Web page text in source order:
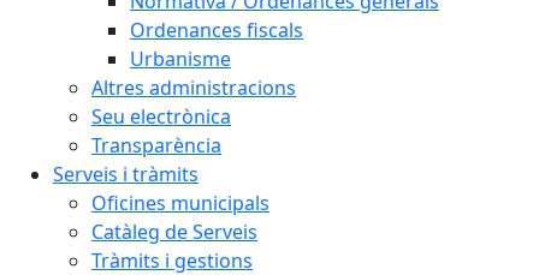
Ordenances fiscals
Urbanisme
Altres administracions
Seu electrònica
Transparència
Serveis i tràmits
Oficines municipals
Catàleg de Serveis
Tràmits i gestions